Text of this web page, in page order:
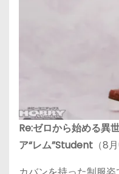
Re:ゼロから始める異
ア“レム”Student （8